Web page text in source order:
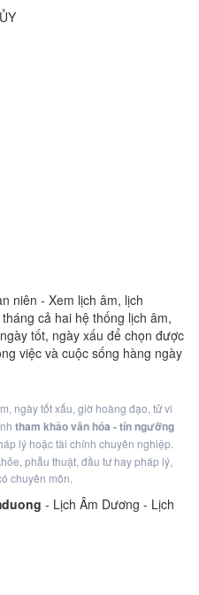
niên - Xem lịch âm, lịch
cả hai hệ thống lịch âm,
tốt, ngày xấu để chọn được
việc và cuộc sống hàng ngày
ngày tốt xấu, giờ hoàng đạo, tử vi
tham khảo văn hóa - tín ngưỡng
lý hoặc tài chính chuyên nghiệp.
phẫu thuật, đầu tư hay pháp lý,
chuyên môn.
- Lịch Âm Dương - Lịch